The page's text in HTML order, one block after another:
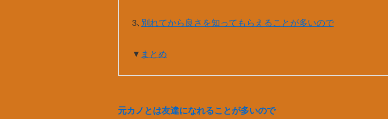
3､ 別れてから良さを知ってもらえることが多いので
▼ まとめ
元カノとは友達になれることが多いので